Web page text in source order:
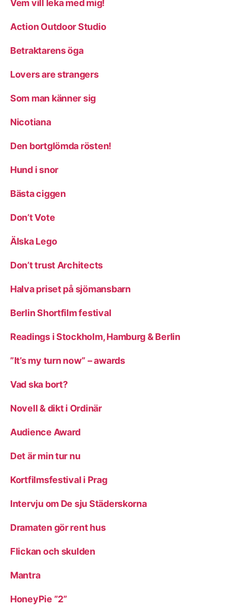
Vem vill leka med mig!
Action Outdoor Studio
Betraktarens öga
Lovers are strangers
Som man känner sig
Nicotiana
Den bortglömda rösten!
Hund i snor
Bästa ciggen
Don’t Vote
Älska Lego
Don’t trust Architects
Halva priset på sjömansbarn
Berlin Shortfilm festival
Readings i Stockholm, Hamburg & Berlin
”It’s my turn now” – awards
Vad ska bort?
Novell & dikt i Ordinär
Audience Award
Det är min tur nu
Kortfilmsfestival i Prag
Intervju om De sju Städerskorna
Dramaten gör rent hus
Flickan och skulden
Mantra
HoneyPie ”2”